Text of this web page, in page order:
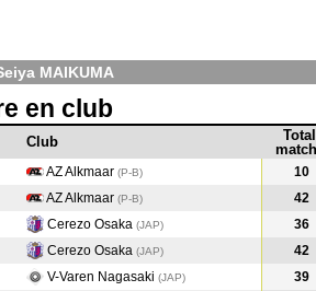
MAIKUMA
en club
Club
Total
AZ Alkmaar (P-B)
10
AZ Alkmaar (P-B)
42
Cerezo Osaka (JAP)
36
Cerezo Osaka (JAP)
42
V-Varen Nagasaki (JAP)
39